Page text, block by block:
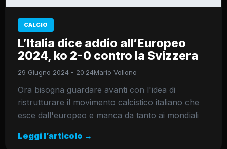
CALCIO
L’Italia dice addio all’Europeo
2024, ko 2-0 contro la Svizzera
29 Giugno 2024 - 20:24Mario Vollono
Ora bisogna guardare avanti con l'idea di
ristrutturare il movimento calcistico italiano che
esce dall'europeo e manca da tanto ai mondiali
Leggi l’articolo →